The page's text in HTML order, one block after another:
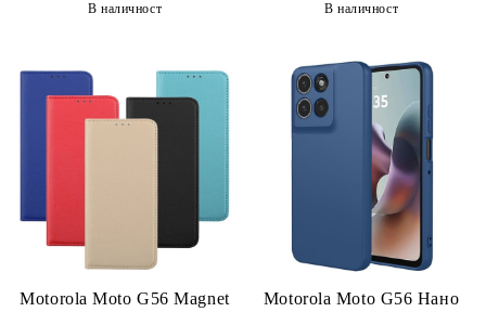
В наличност В наличност
Motorola Moto G56 Magnet
Motorola Moto G56 Нано